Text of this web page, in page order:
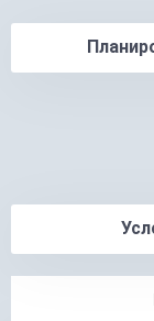
получите
водопадом вы
на лодочках.